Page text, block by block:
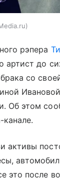
рэпера
артист до
со
Об этом
канале.
активы
это после